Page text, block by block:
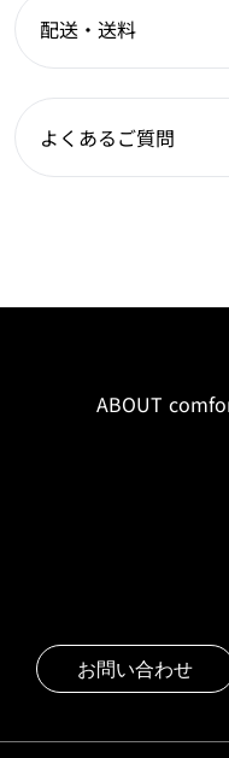
配送・送料
よくあるご質問
ABOUT
お問い合わせ